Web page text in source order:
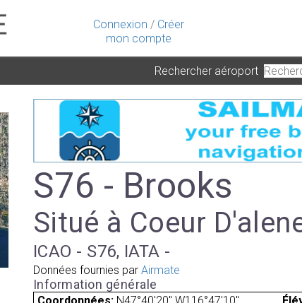
Connexion / Créer
mon compte
Rechercher aéroport
S76 - Brooks
Situé à Coeur
ICAO - S76, IATA -
Données fournies par Airmate
Information générale
Coordonnées: N47°40'20" W116°47'10"